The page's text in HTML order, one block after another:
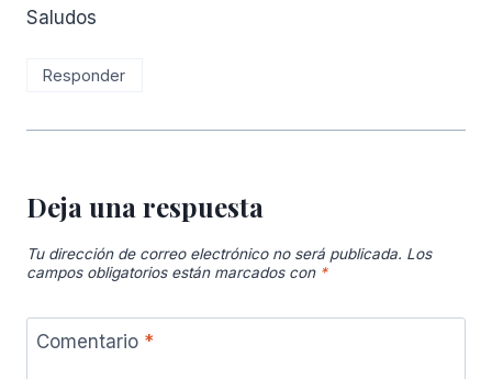
Saludos
Responder
Deja una respuesta
Tu dirección de correo electrónico no será publicada. Los
campos obligatorios están marcados con *
Comentario *